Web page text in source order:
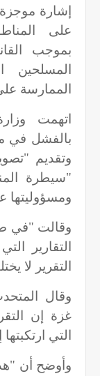
إشارة
على
بموجب
المسلحين
الممارسة
اتهمت
بالفشل في
وتقديم
"سيطرة
وقالت "في
التقارير
التقرير لا
وقال
غزة إن
التي
وأوضح أن